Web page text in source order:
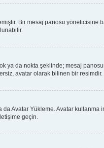
Bir mesaj panosu yöneticisine
ya da nokta şeklinde; mesaj
avatar olarak bilinen bir resimdir.
Avatar Yükleme. Avatar kullanma
geçin.